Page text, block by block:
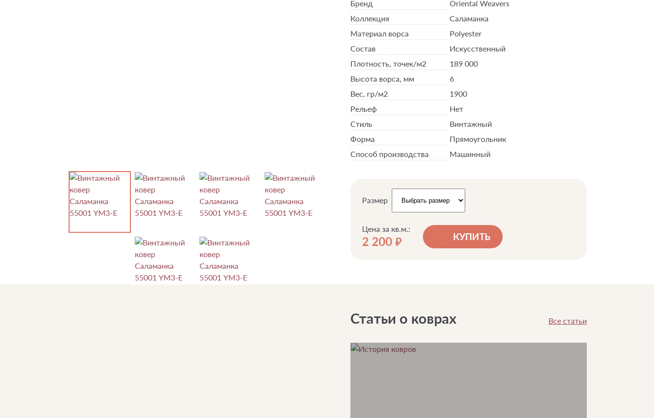
Бренд
Oriental Weavers
Коллекция
Саламанка
Материал ворса
Polyester
Состав
Искусственный
Плотность, точек/м2
189 000
Высота ворса, мм
6
Вес, гр/м2
1900
Рельеф
Нет
Стиль
Винтажный
Форма
Прямоугольник
Способ производства
Машинный
Размер
Цена за кв.м.:
2 200 руб. КУПИТЬ
Статьи о коврах Все статьи